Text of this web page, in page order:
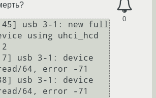
0
using uhci_hcd
usb 3-1: device
64, error -71
usb 3-1: device
64, error -71